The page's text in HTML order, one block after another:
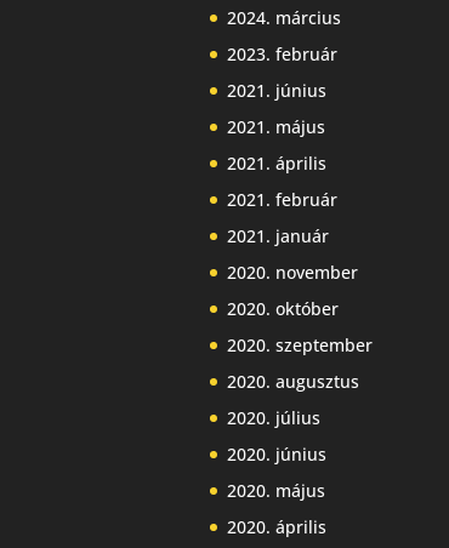
2024. március
2023. február
2021. június
2021. május
2021. április
2021. február
2021. január
2020. november
2020. október
2020. szeptember
2020. augusztus
2020. július
2020. június
2020. május
2020. április